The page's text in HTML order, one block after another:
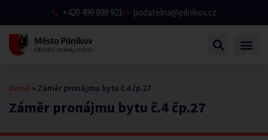
+420 499 898 921 podatelna@pilnikov.cz
Záměr pronájmu bytu č.4 čp.27
Domů » Záměr pronájmu bytu č.4 čp.27